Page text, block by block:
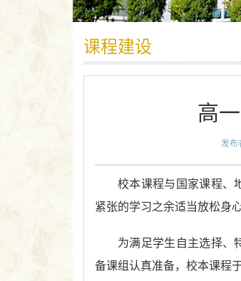
课程建设
高
发布
校本课程与国家课程、
紧张的学习之余适当放松身
为满足学生自主选择、
备课组认真准备，校本课程